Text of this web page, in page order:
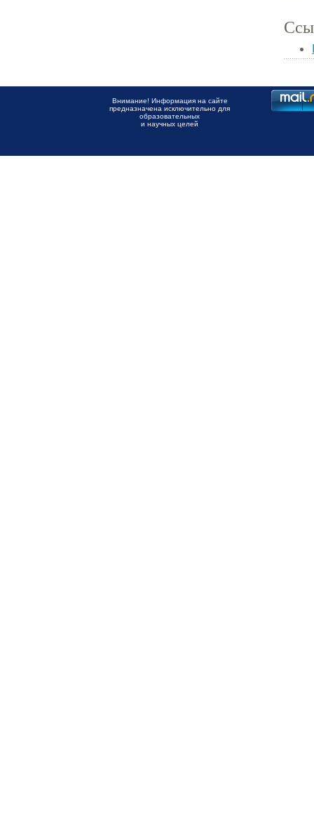
Внимание! Информация на сайте
предназначена исключительно для
образовательных
и научных целей